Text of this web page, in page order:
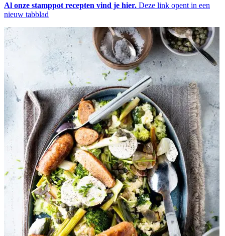
Al onze stamppot recepten vind je hier. Deze link opent in een
nieuw tabblad